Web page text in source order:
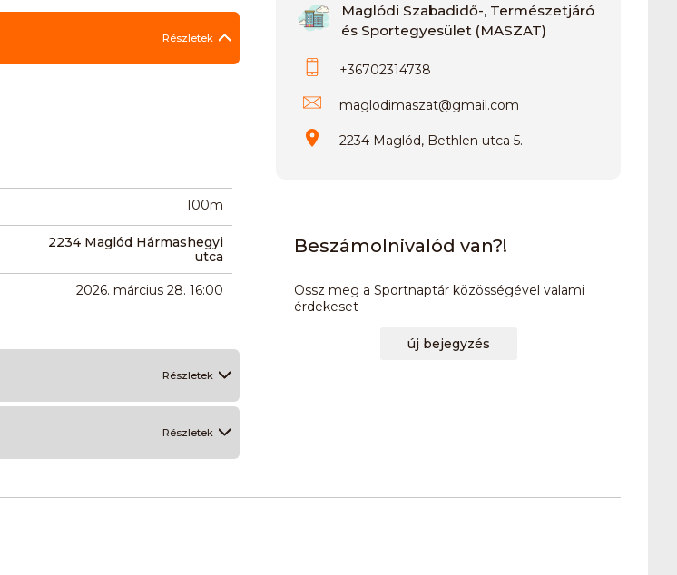
Részletek
100m
2234 Maglód Hármashegyi
utca
2026. március 28. 16:00
Részletek
Részletek
Maglódi Szabadidő-, Természetjáró
és Sportegyesület (MASZAT)
+36702314738
maglodimaszat@gmail.com
2234 Maglód, Bethlen utca 5.
Beszámolnivalód van?!
Ossz meg a Sportnaptár közösségével valami
érdekeset
új bejegyzés